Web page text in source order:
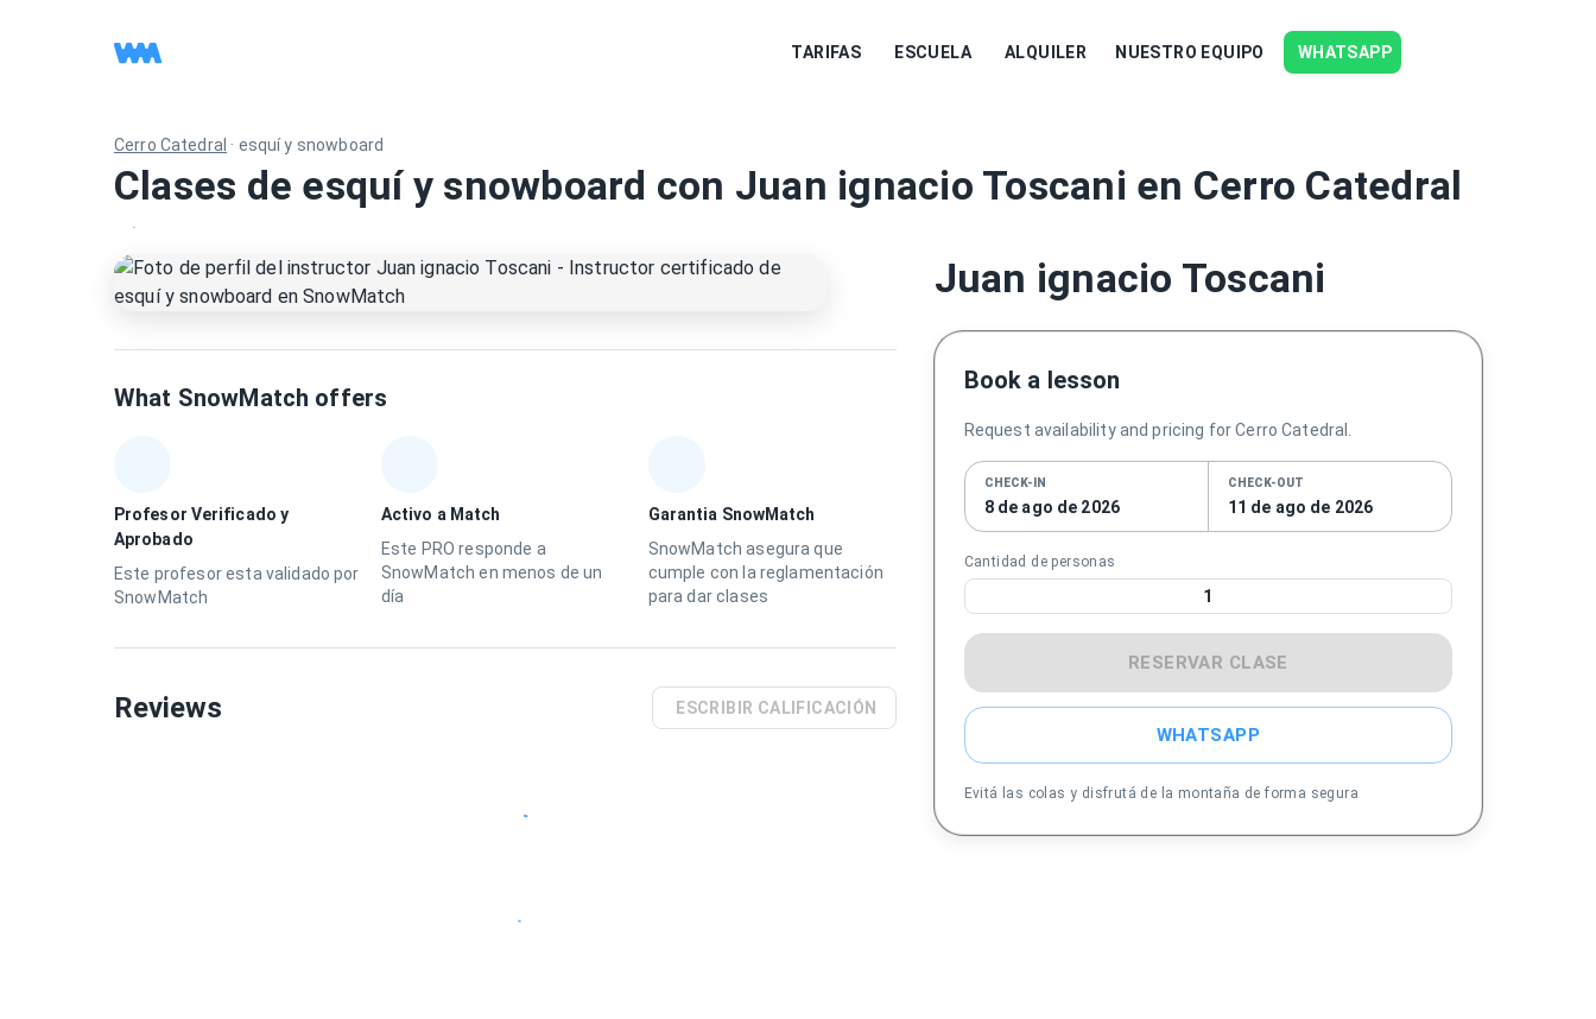
TARIFAS ESCUELA ALQUILER NUESTRO EQUIPO WHATSAPP
Cerro Catedral · esquí y snowboard
Clases de esquí y snowboard con Juan ignacio Toscani en Cerro Catedral
What SnowMatch offers
Profesor Verificado y
Aprobado
Este profesor esta validado por
SnowMatch
Activo a Match
Este PRO responde a
SnowMatch en menos de un
día
Garantia SnowMatch
SnowMatch asegura que
cumple con la reglamentación
para dar clases
Reviews ESCRIBIR CALIFICACIÓN
Juan ignacio Toscani
Book a lesson
Request availability and pricing for Cerro Catedral.
CHECK-IN
8 de ago de 2026
CHECK-OUT
11 de ago de 2026
Cantidad de personas
1
RESERVAR CLASE
WHATSAPP
Evitá las colas y disfrutá de la montaña de forma segura